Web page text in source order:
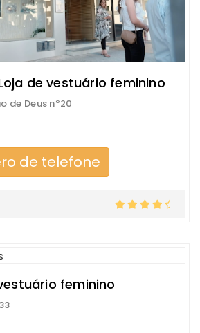
de vestuário feminino
de Deus nº20
de telefone
feminino